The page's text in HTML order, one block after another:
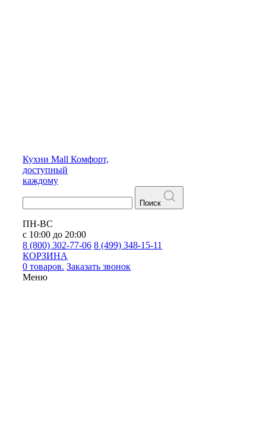
Кухни Mall Комфорт,
доступный
каждому
Поиск
ПН-ВС
с 10:00 до 20:00
8 (800) 302-77-06 8 (499) 348-15-11
КОРЗИНА
0 товаров. Заказать звонок
Меню